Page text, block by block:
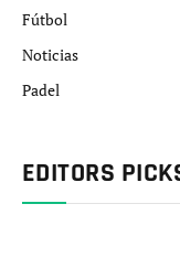
Fútbol
Noticias
Padel
EDITORS